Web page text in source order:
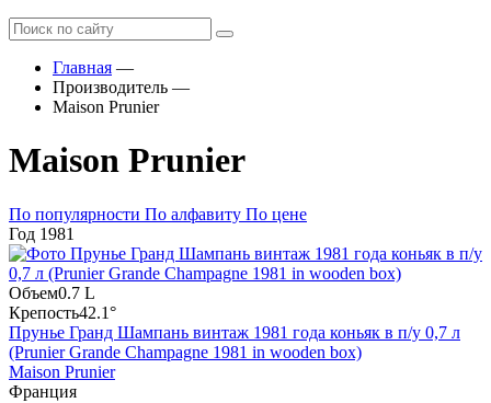
Главная —
Производитель —
Maison Prunier
Maison Prunier
По популярности По алфавиту По цене
Год 1981
Объем0.7 L
Крепость42.1°
Прунье Гранд Шампань винтаж 1981 года коньяк в п/у 0,7 л
(Prunier Grande Champagne 1981 in wooden box)
Maison Prunier
Франция